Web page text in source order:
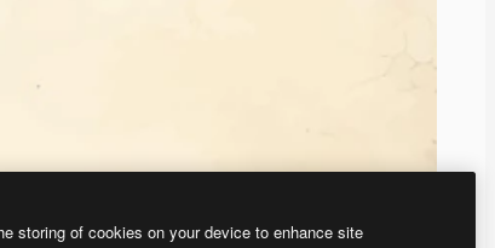
генератора изображений на основе ИИ.
storing of cookies on your device to enhance site